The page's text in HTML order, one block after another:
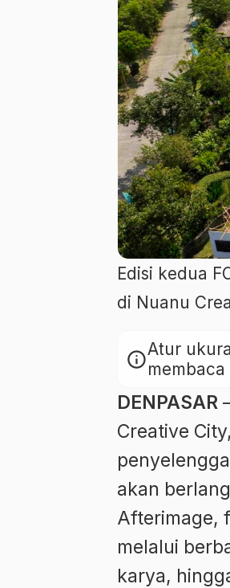
Edisi kedua
di Nuanu
infoAtur
DENPASAR
Creative
akan
Afterimage,
melalui
karya,